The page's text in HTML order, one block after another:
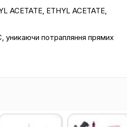
ACETATE, ETHYL ACETATE,
потрапляння прямих